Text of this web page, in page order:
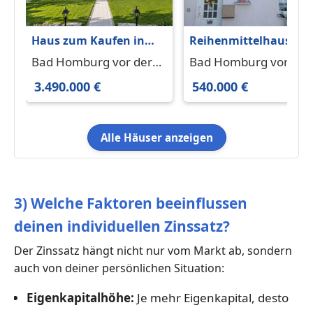
Haus zum Kaufen in
Bad Homburg vor der
Bad Homburg vor der
Höhe 61350
3.490.000 €
Reihenmittelhaus
zentral und trotzdem
Bad Homburg vor der
Höhe 61352
540.000 €
Alle Häuser anzeigen
3) Welche Faktoren beeinflussen
deinen individuellen Zinssatz?
Der Zinssatz hängt nicht nur vom Markt ab, sondern
auch von deiner persönlichen Situation:
Eigenkapitalhöhe: Je mehr Eigenkapital, desto